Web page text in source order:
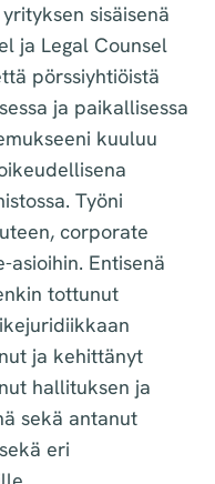
sisäisenä
ja Legal Counsel
pörssiyhtiöistä
ja paikallisessa
kuuluu
Työni
corporate
asioihin. Entisenä
tottunut
ja kehittänyt
hallituksen ja
sekä antanut
eri